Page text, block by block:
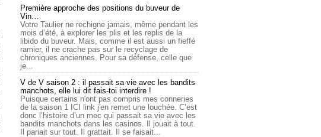
Première approche des positions du buveur de
Vin…
Votre Taulier ne rechigne jamais, même pendant les
mois d’été, à explorer les plis et les replis de la
libido du buveur. Mais, comme il est aussi un fieffé
ramier, il ne crache pas sur le recyclage de
chroniques anciennes. Pour sa défense, celle que
je...
V de V saison 2 : il passait sa vie avec les bandits
manchots, elle lui dit fais-toi interdire !
Puisque certains n'ont pas compris mes conneries
de la saison 1 ICI link j'en remet une louchée. C’est
donc l’histoire d’un mec qui passait sa vie avec les
bandits manchots dans les casinos. Il jouait à tout.
Il pariait sur tout. Il grattait. Il se faisait...